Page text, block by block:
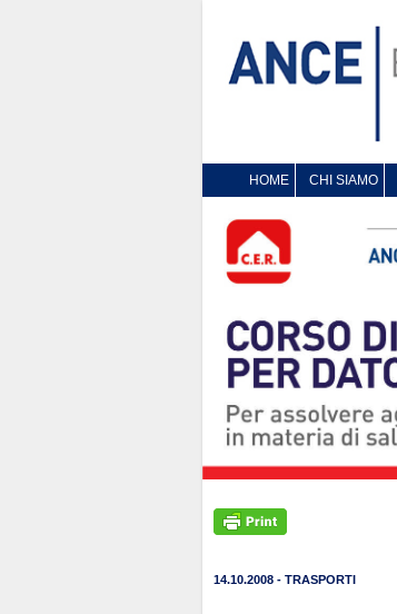
HOME CHI SIAMO
14.10.2008 - TRASPORTI